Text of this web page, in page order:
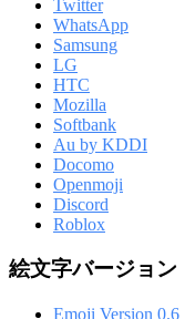
Twitter
WhatsApp
Samsung
LG
HTC
Mozilla
Softbank
Au by KDDI
Docomo
Openmoji
Discord
Roblox
絵文字バージョン
Emoji Version 0.6